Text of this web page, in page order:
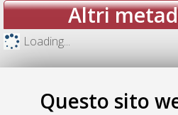
Questo sito
Altri
Loading...